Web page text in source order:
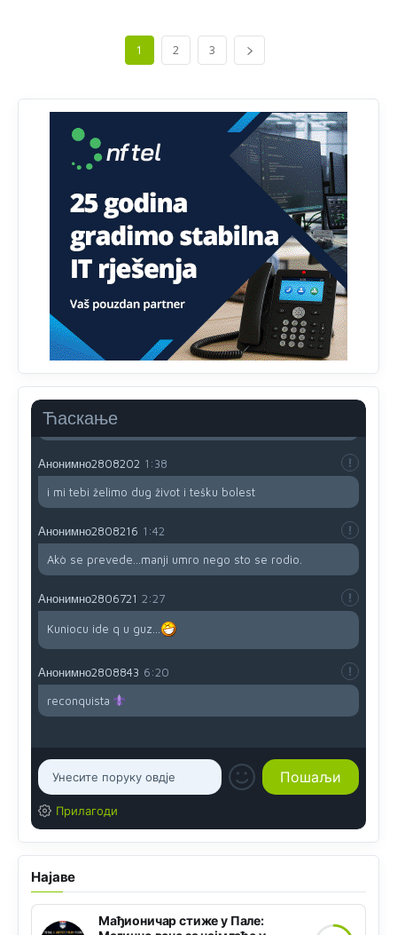
1 2 3
Ћаскање
Dobro zboris 791,ovaj721 dok nije bilo interneta,samo
Анонимно2807895 12:18
Drzi pod kontrolom tri stvari jezik,karakter i
ponasanje...Uzivotu brani tri stvari:cast,prijatelja i
slabije.Iz zivota iskljuci tri stvari uvredu,neznanje i
dok si ziv gaji tri stvari dobrotu,pamet i
prijateljstvo!!
Анонимно2806721 12:39
791 BiH nije priznala Kosovo kao nezavisnu državu jer
genocidna tvorevina pravi smetnju a recimo Srbija je
davnopriznala.Na svakom proizvodu iz Srbije stoji -
uvoznik za Kosovo
Анонимно2806721
12:45
da brani? A imamo vojsku Kosova kojoj želimo svako
dobro i da se što bolje opreme
Анонимно2808202 1:38
i mi tebi želimo dug život i tešku bolest
Анонимно2808216 1:42
Akò se prevede...manji umro nego sto se rodio.
Анонимно2806721 2:27
Kuniocu ide q u guz...
Анонимно2808843 6:20
reconquista
Прилагоди
Најаве
Мађионичар стиже у Пале: